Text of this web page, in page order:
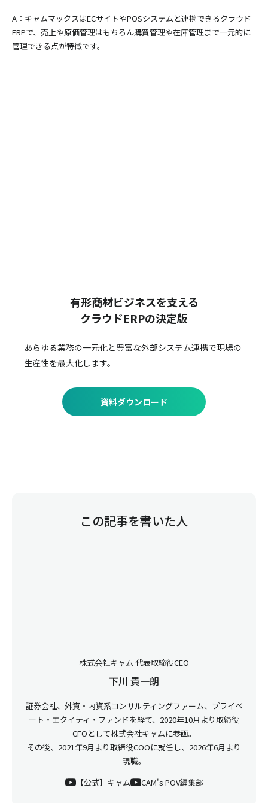
A：キャムマックスはECサイトやPOSシステムと連携できるクラウド
ERPで、売上や原価管理はもちろん購買管理や在庫管理まで一元的に
管理できる点が特徴です。
有形商材ビジネスを支える
クラウドERPの決定版
あらゆる業務の一元化と豊富な外部システム連携で現場の
生産性を最大化します。
資料ダウンロード
この記事を書いた人
株式会社キャム 代表取締役CEO
下川 貴一朗
証券会社、外資・内資系コンサルティングファーム、プライベ
ート・エクイティ・ファンドを経て、2020年10月より取締役
CFOとして株式会社キャムに参画。
その後、2021年9月より取締役COOに就任し、2026年6月より
現職。
【公式】キャム
CAM's POV編集部